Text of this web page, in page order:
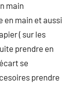
main
en main et aussi
( sur les
prendre en
se
prendre